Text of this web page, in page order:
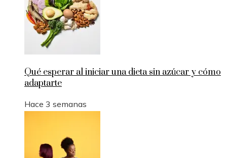
Qué esperar al iniciar una dieta sin azúcar y cómo
adaptarte
Hace 3 semanas